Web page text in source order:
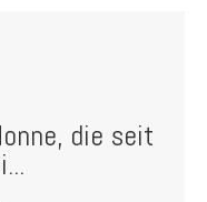
die seit